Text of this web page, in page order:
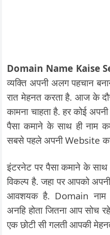
Domain Name Kaise
व्यक्ति अपनी अलग पहचान
रात मेहनत करता है. आज के
कामना चाहता है. हर कोई
पैसा कमाने के साथ ही नाम
सबसे पहले अपनी Website का
इंटरनेट पर पैसा कमाने के साथ
विकल्प है. जहा पर आपको
आवशयक है. Domain नाम
अनहि होता जितना आप सोच
एक छोटी सी गलती आपकी